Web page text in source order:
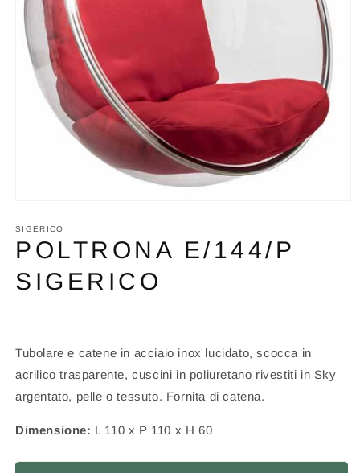
multimediali
1
in
modale
SIGERICO
POLTRONA E/144/P
SIGERICO
Tubolare e catene in acciaio inox lucidato, scocca in
acrilico trasparente, cuscini in poliuretano rivestiti in Sky
argentato, pelle o tessuto. Fornita di catena.
Dimensione: L 110 x P 110 x H 60